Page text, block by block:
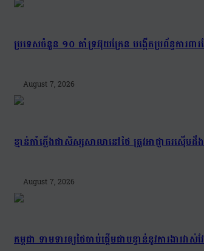
ប្រទេសចំនួន ១០ គាំទ្រអ៊ុយក្រែន បង្កើតប្រព័ន្ធការ
August 7, 2026
ខ្មាន់កាំភ្លើងជាសិស្សសាលានៅថៃ ត្រូវអាជ្ញាធរស៊ើ
August 7, 2026
កម្ពុជា ទាមទារឲ្យថៃចាប់ផ្តើមជាបន្ទាន់នូវការង